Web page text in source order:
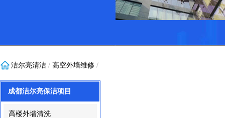
洁尔亮清洁 / 高空外墙维修 /
成都洁尔亮保洁项目
高楼外墙清洗